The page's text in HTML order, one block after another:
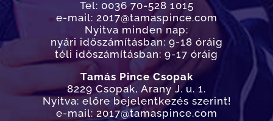
Tel: 0036 70-528 1015
e-mail: 2017@tamaspince.com
Nyitva minden nap:
nyári időszámításban: 9-18 óráig
téli időszámításban: 9-17 óráig
Tamás Pince Csopak
8229 Csopak, Arany J. u. 1.
Nyitva: előre bejelentkezés szerint!
e-mail: 2017@tamaspince.com